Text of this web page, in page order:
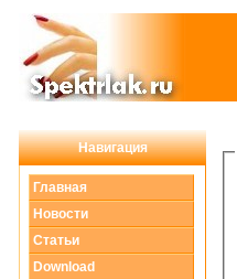
Навигация
Главная
Новости
Статьи
Download